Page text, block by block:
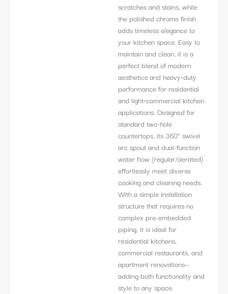
scratches and stains, while
the polished chrome finish
adds timeless elegance to
your kitchen space. Easy to
maintain and clean, it is a
perfect blend of modern
aesthetics and heavy‑duty
performance for residential
and light‑commercial kitchen
applications. Designed for
standard two-hole
countertops, its 360° swivel
arc spout and dual-function
water flow (regular/aerated)
effortlessly meet diverse
cooking and cleaning needs.
With a simple installation
structure that requires no
complex pre-embedded
piping, it is ideal for
residential kitchens,
commercial restaurants, and
apartment renovations—
adding both functionality and
style to any space.